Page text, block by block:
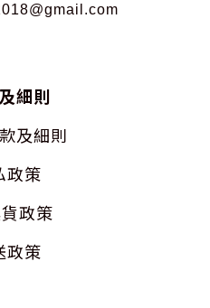
細則
及細則
政策
政策
政策